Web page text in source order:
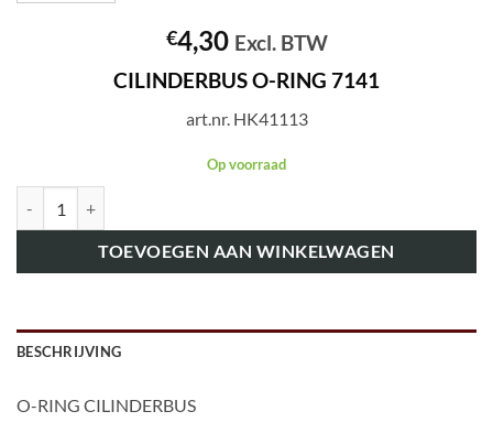
€4,30 Excl. BTW
CILINDERBUS O-RING 7141
art.nr. HK41113
Op voorraad
TOEVOEGEN AAN WINKELWAGEN
BESCHRIJVING
O-RING CILINDERBUS